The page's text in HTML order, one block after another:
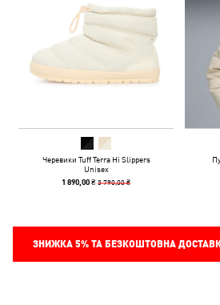
Черевики Tuff Terra Hi Slippers
Unisex
1 890,00 ₴3 790,00 ₴
ЗНИЖКА 5%ТА БЕЗКОШТОВНА